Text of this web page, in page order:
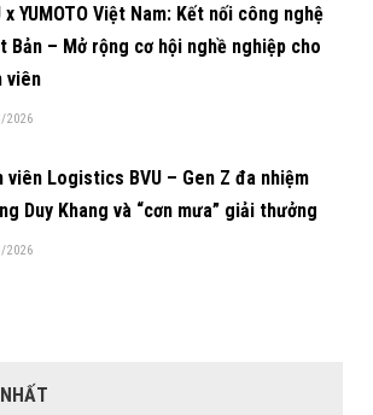
x YUMOTO Việt Nam: Kết nối công nghệ
Bản – Mở rộng cơ hội nghề nghiệp cho
viên
2026
viên Logistics BVU – Gen Z đa nhiệm
Duy Khang và “cơn mưa” giải thưởng
2026